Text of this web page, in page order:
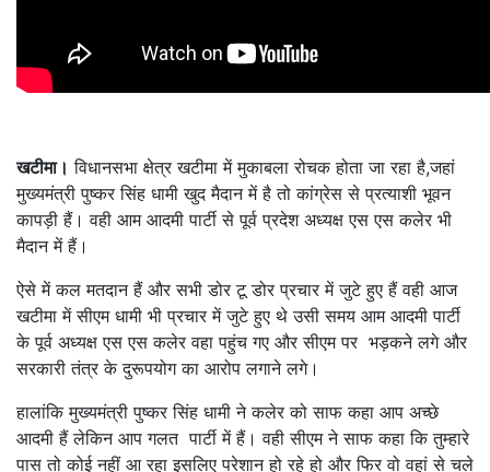
खटीमा। विधानसभा क्षेत्र खटीमा में मुकाबला रोचक होता जा रहा है,जहां
मुख्यमंत्री पुष्कर सिंह धामी खुद मैदान में है तो कांग्रेस से प्रत्याशी भूवन
कापड़ी हैं। वही आम आदमी पार्टी से पूर्व प्रदेश अध्यक्ष एस एस कलेर भी
मैदान में हैं।
ऐसे में कल मतदान हैं और सभी डोर टू डोर प्रचार में जुटे हुए हैं वही आज
खटीमा में सीएम धामी भी प्रचार में जुटे हुए थे उसी समय आम आदमी पार्टी
के पूर्व अध्यक्ष एस एस कलेर वहा पहुंच गए और सीएम पर भड़कने लगे और
सरकारी तंत्र के दुरूपयोग का आरोप लगाने लगे।
हालांकि मुख्यमंत्री पुष्कर सिंह धामी ने कलेर को साफ कहा आप अच्छे
आदमी हैं लेकिन आप गलत पार्टी में हैं। वही सीएम ने साफ कहा कि तुम्हारे
पास तो कोई नहीं आ रहा इसलिए परेशान हो रहे हो और फिर वो वहां से चले